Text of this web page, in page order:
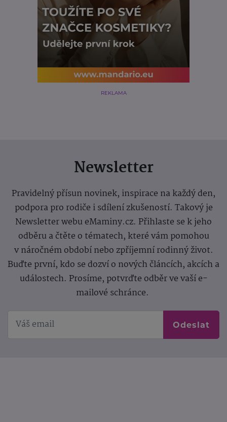
REKLAMA
Newsletter
Pravidelný přísun novinek, inspirace na každý den,
podpora pro rodiče i sdílení zkušeností. Takový je
Newsletter webu eMaminy.cz. Přihlaste se k jeho
odběru a čtěte o tématech, které vám pomohou
v náročném období nebo zpříjemní rodinný život.
Buďte první, kdo se dozví o nových článcích, akcích a
událostech. Prosíme, potvrďte odběr ve vaší e-
mailové schránce.
Odeslat